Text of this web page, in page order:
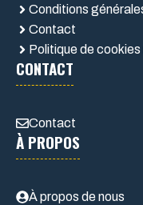
Conditions
Contact
Politique de cookies
CONTACT
Contact
À PROPOS
À propos de nous